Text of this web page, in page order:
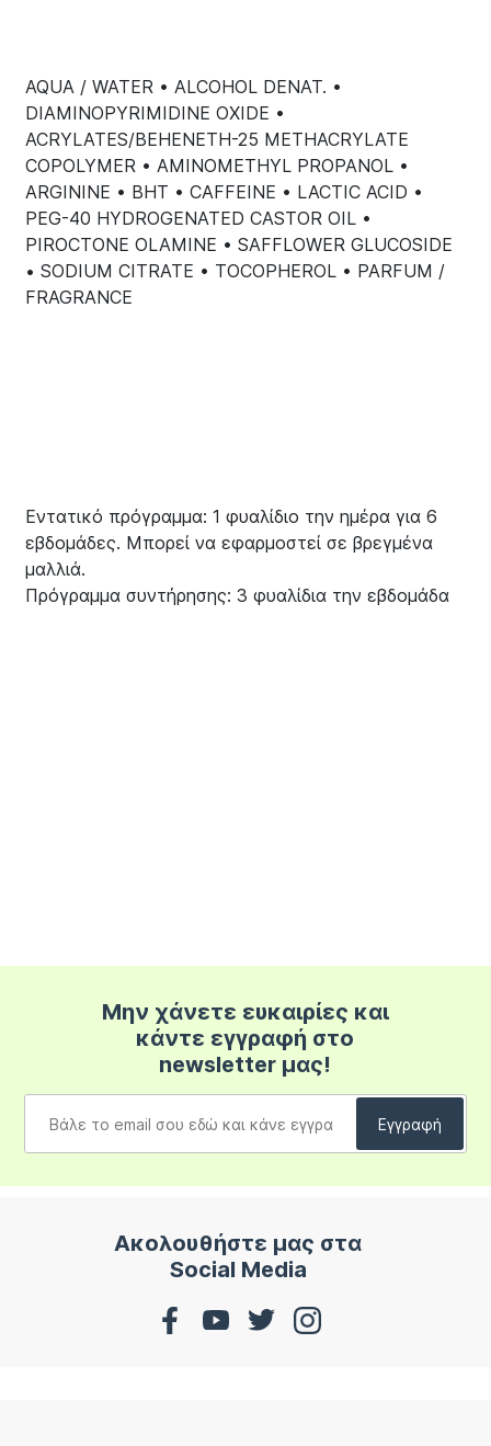
AQUA / WATER • ALCOHOL DENAT. •
DIAMINOPYRIMIDINE OXIDE •
ACRYLATES/BEHENETH-25 METHACRYLATE
COPOLYMER • AMINOMETHYL PROPANOL •
ARGININE • BHT • CAFFEINE • LACTIC ACID •
PEG-40 HYDROGENATED CASTOR OIL •
PIROCTONE OLAMINE • SAFFLOWER GLUCOSIDE
• SODIUM CITRATE • TOCOPHEROL • PARFUM /
FRAGRANCE
Εντατικό πρόγραμμα: 1 φυαλίδιο την ημέρα για 6
εβδομάδες. Μπορεί να εφαρμοστεί σε βρεγμένα
μαλλιά.
Πρόγραμμα συντήρησης: 3 φυαλίδια την εβδομάδα
Μην χάνετε ευκαιρίες και
κάντε εγγραφή στο
newsletter μας!
Ακολουθήστε μας στα
Social Media